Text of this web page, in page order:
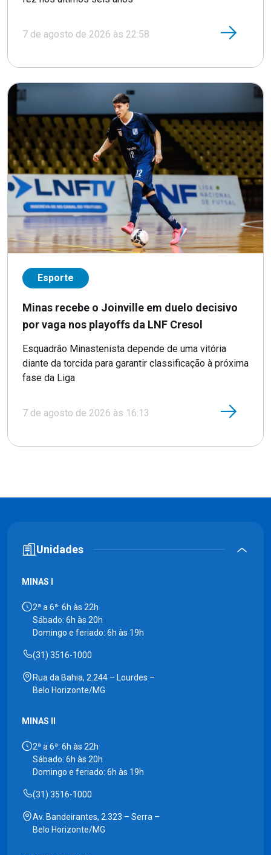
7 de agosto de 2026 às 22:58
Esporte
Minas recebe o Joinville em duelo decisivo
por vaga nos playoffs da LNF Cresol
Esquadrão Minastenista depende de uma vitória
diante da torcida para garantir classificação à próxima
fase da Liga
7 de agosto de 2026 às 16:13
Unidades
MINAS I
2ª a 6ª: 6h às 22h
Sábado: 6h às 20h
Domingo e feriado: 6h às 19h
(31) 3516-1000
Rua da Bahia, 2.244 – Lourdes –
Belo Horizonte/MG
MINAS II
2ª a 6ª: 6h às 22h
Sábado: 6h às 20h
Domingo e feriado: 6h às 19h
(31) 3516-1000
Av. Bandeirantes, 2.323 – Serra –
Belo Horizonte/MG